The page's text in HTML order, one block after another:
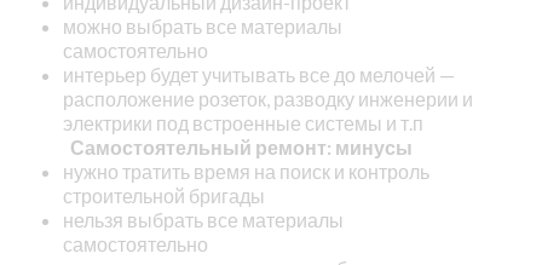
можно выбрать все материалы
самостоятельно
интерьер будет учитывать все до мелочей —
расположение розеток, разводку инженерии и
электрики под встроенные системы и т.п
Самостоятельный ремонт: минусы
нужно тратить время на поиск и контроль
строительной бригады
нельзя выбрать все материалы
самостоятельно